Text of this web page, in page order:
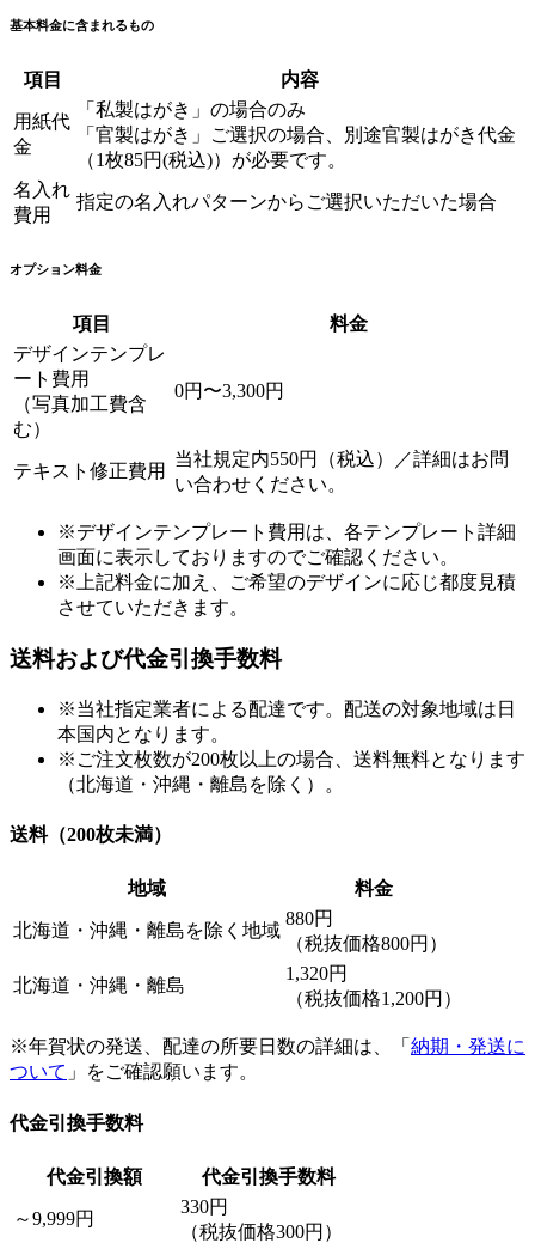
基本料金に含まれるもの
項目 内容
用紙代
金
「私製はがき」の場合のみ
「官製はがき」ご選択の場合、別途官製はがき代金
（1枚85円(税込)）が必要です。
名入れ
費用
指定の名入れパターンからご選択いただいた場合
オプション料金
項目
料金
デザインテンプレ
ート費用
（写真加工費含
む）
0円〜3,300円
テキスト修正費用
当社規定内550円（税込）／詳細はお問
い合わせください。
※デザインテンプレート費用は、各テンプレート詳細
画面に表示しておりますのでご確認ください。
※上記料金に加え、ご希望のデザインに応じ都度見積
させていただきます。
送料および代金引換手数料
※当社指定業者による配達です。配送の対象地域は日
本国内となります。
※ご注文枚数が200枚以上の場合、送料無料となります
（北海道・沖縄・離島を除く）。
送料（200枚未満）
地域 料金
北海道・沖縄・離島を除く地域
880円
（税抜価格800円）
北海道・沖縄・離島
1,320円
（税抜価格1,200円）
※年賀状の発送、配達の所要日数の詳細は、「 納期・発送に
ついて 」をご確認願います。
代金引換手数料
代金引換額 代金引換手数料
～9,999円
330円
（税抜価格300円）